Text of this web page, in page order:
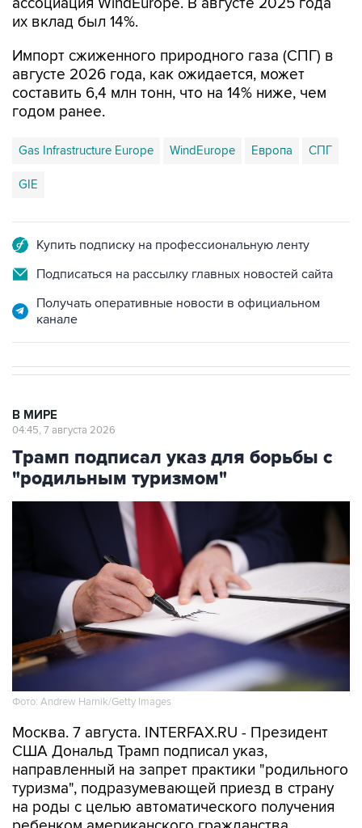
Импорт сжиженного природного газа (СПГ) в
составить 6,4 млн тонн, что на 14% ниже, чем
годом ранее.
Gas Infrastructure Europe
GIE
Подписаться на рассылку главных новостей сайта
Получать оперативные новости в официальном
Трамп подписал указ для борьбы с
"родильным туризмом"
Фото: Andrew Harnik/Getty Images
Москва. 7 августа. INTERFAX.RU - Президент
направленный на запрет практики "родильного
туризма", подразумевающей приезд в страну
на роды с целью автоматического получения
ребенком американского гражданства,
сообщаетсяна сайте Белого дома.